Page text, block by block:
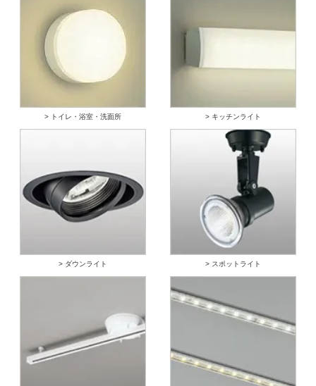
> トイレ・浴室・洗面所 > キッチンライト
> ダウンライト > スポットライト